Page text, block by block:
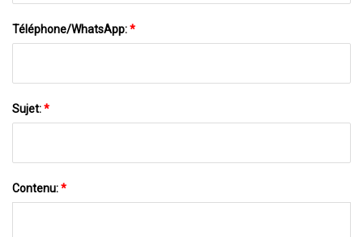
Téléphone/WhatsApp:*
Sujet:*
Contenu:*